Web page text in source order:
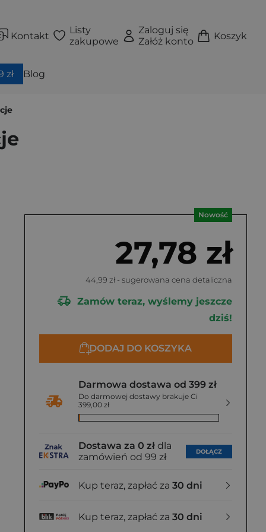
Kontakt
Listy
zakupowe
Zaloguj się
Załóż konto
Koszyk
zł Blog
Nowość
27,78 zł
44,99 zł - sugerowana cena detaliczna
Zamów teraz, wyślemy jeszcze
dziś!
DODAJ DO KOSZYKA
Darmowa dostawa od 399 zł
Do darmowej dostawy brakuje Ci
399,00 zł
Dostawa za 0 zł dla
zamówień od 99 zł
DOŁĄCZ
Kup teraz, zapłać za 30 dni
Kup teraz, zapłać za 30 dni